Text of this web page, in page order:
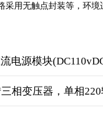
采用无触点封装等，环境
电源模块